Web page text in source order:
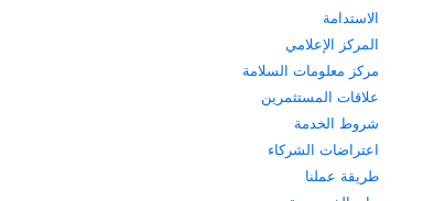
الاستدامة
المركز الإعلامي
مركز معلومات السلامة
علاقات المستثمرين
شروط الخدمة
اعتراضات الشركاء
طريقة عملنا